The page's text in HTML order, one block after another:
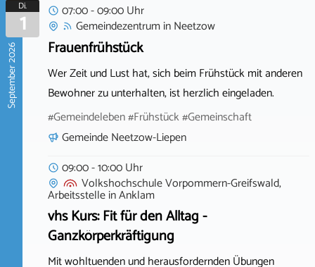
September 2026
Di.
1
07:00 - 09:00 Uhr
GemeindezentruminNeetzow
Frauenfrühstück
Wer Zeit und Lust hat, sich beim Frühstück mit anderen
Bewohner zu unterhalten, ist herzlich eingeladen.
#Gemeindeleben #Frühstück #Gemeinschaft
Gemeinde Neetzow-Liepen
09:00 - 10:00 Uhr
Volkshochschule Vorpommern-Greifswald,
ArbeitsstelleinAnklam
vhs Kurs: Fit für den Alltag -
Ganzkörperkräftigung
Mit wohltuenden und herausfordernden Übungen